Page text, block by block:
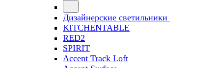
Дизайнерские светильники
KITCHENTABLE
RED2
SPIRIT
Accent Track Loft